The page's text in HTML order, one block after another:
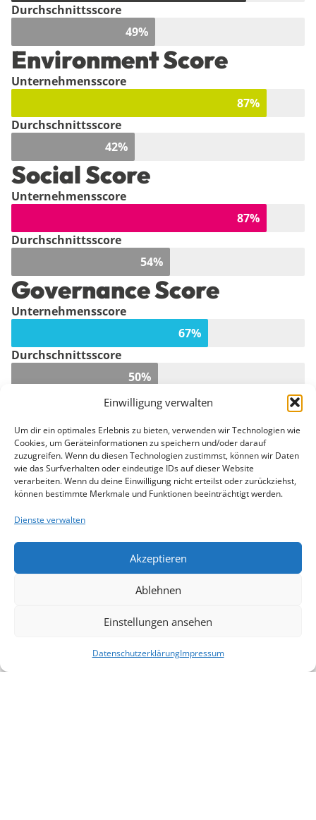
Einwilligung verwalten
Um dir ein optimales Erlebnis zu bieten, verwenden wir Technologien wie
Cookies, um Geräteinformationen zu speichern und/oder darauf
zuzugreifen. Wenn du diesen Technologien zustimmst, können wir Daten
wie das Surfverhalten oder eindeutige IDs auf dieser Website
verarbeiten. Wenn du deine Einwilligung nicht erteilst oder zurückziehst,
können bestimmte Merkmale und Funktionen beeinträchtigt werden.
Dienste verwalten
Akzeptieren
Ablehnen
Einstellungen ansehen
DatenschutzerklärungImpressum
Durchschnittsscore
49%
Environment Score
Unternehmensscore
87%
Durchschnittsscore
42%
Social Score
Unternehmensscore
87%
Durchschnittsscore
54%
Governance Score
Unternehmensscore
67%
Durchschnittsscore
50%